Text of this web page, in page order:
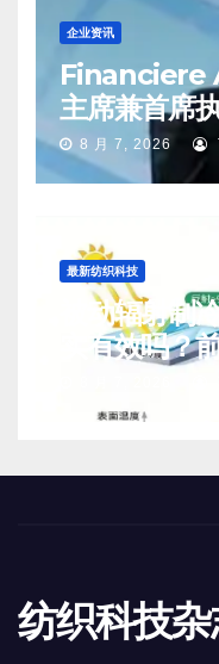
企业资讯
Financiere
主席兼首席
8 月 7, 2026
最新纺织科技
被动辐射制
实有效吗？
纺织科技